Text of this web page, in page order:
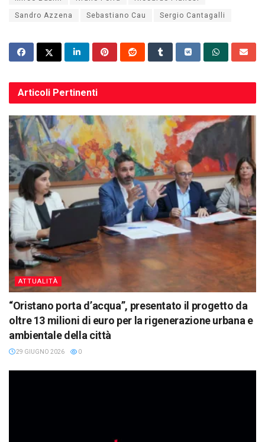
Sandro Azzena Sebastiano Cau Sergio Cantagalli
Articoli Pertinenti
ATTUALITÀ
“Oristano porta d’acqua”, presentato il progetto da
oltre 13 milioni di euro per la rigenerazione urbana e
ambientale della città
29 GIUGNO 2026 0